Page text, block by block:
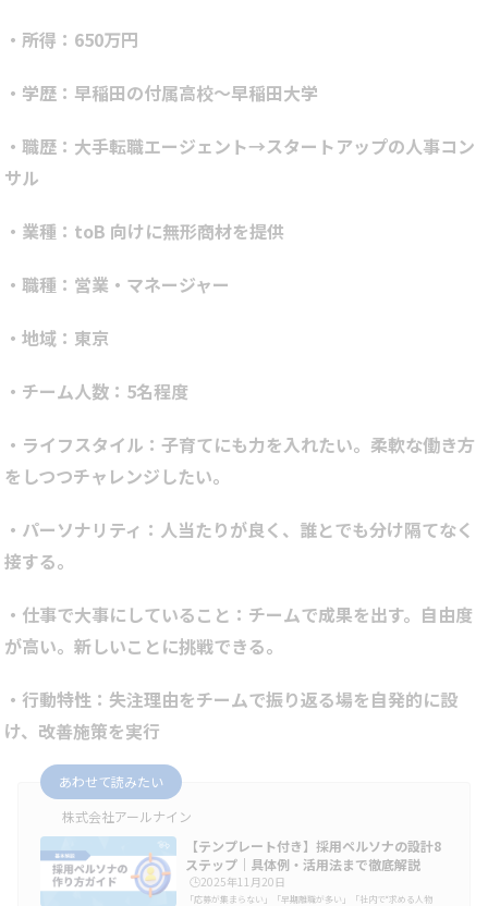
・所得：650万円
・学歴：早稲田の付属高校～早稲田大学
・職歴：大手転職エージェント→スタートアップの人事コン
サル
・業種：toB 向けに無形商材を提供
・職種：営業・マネージャー
・地域：東京
・チーム人数：5名程度
・ライフスタイル：子育てにも力を入れたい。柔軟な働き方
をしつつチャレンジしたい。
・パーソナリティ：人当たりが良く、誰とでも分け隔てなく
接する。
・仕事で大事にしていること：チームで成果を出す。自由度
が高い。新しいことに挑戦できる。
・行動特性：失注理由をチームで振り返る場を自発的に設
け、改善施策を実行
あわせて読みたい
株式会社アールナイン
【テンプレート付き】採用ペルソナの設計8
ステップ｜具体例・活用法まで徹底解説
🕒️2025年11月20日
「応募が集まらない」「早期離職が多い」「社内で“求める人物